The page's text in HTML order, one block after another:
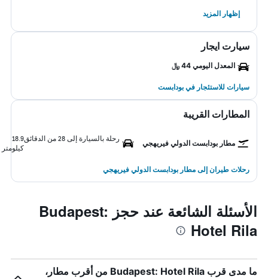
إظهار المزيد
سيارت ايجار
المعدل اليومي 44 ﷼
سيارات للاستئجار في بودابست
المطارات القريبة
مطار بودابست الدولي فيريهجي
رحلة بالسيارة إلى 28 من الدقائق
18.9
كيلومتر
رحلات طيران إلى مطار بودابست الدولي فيريهجي
الأسئلة الشائعة عند حجز Budapest:
Hotel Rila
ما مدى قرب Budapest: Hotel Rila من أقرب مطار،